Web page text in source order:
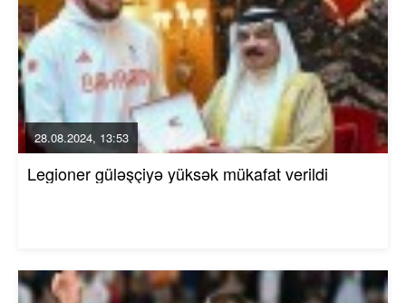
28.08.2024, 13:53
Legioner güləşçiyə yüksək mükafat verildi